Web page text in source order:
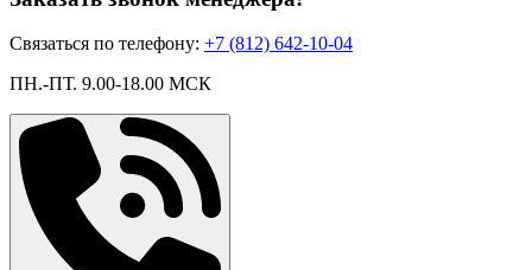
Связаться по телефону: +7 (812) 642-10-04
ПН.-ПТ. 9.00-18.00 МСК